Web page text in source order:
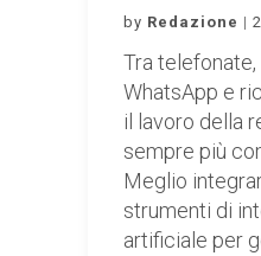
by Redazione
Tra telefonate,
WhatsApp e
il lavoro della
sempre più
Meglio
strumenti di
artificiale per